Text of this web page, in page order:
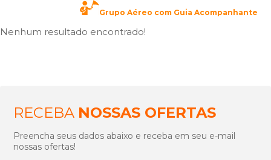
Grupo Aéreo com Guia Acompanhante
Nenhum resultado encontrado!
RECEBA NOSSAS OFERTAS
Preencha seus dados abaixo e receba em seu e-mail
nossas ofertas!